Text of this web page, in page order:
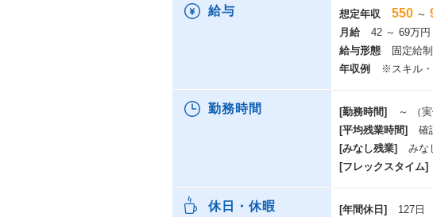
給与 想定年収 550 ～
月給
42 ～ 69万円
給与形態
固定給
年収例
※スキル・
勤務時間 [勤務時間]
～ （
[平均残業時間]
確
[みなし残業]
みな
[フレックスタイム]
休日・休暇 [年間休日] 127日